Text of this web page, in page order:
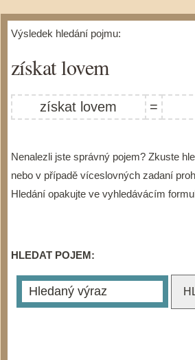
Výsledek hledání pojmu:
získat lovem
získat lovem =
Nenalezli jste správný pojem? Zkuste
nebo v případě víceslovných zadaní
Hledání opakujte ve vyhledávácím
HLEDAT POJEM: